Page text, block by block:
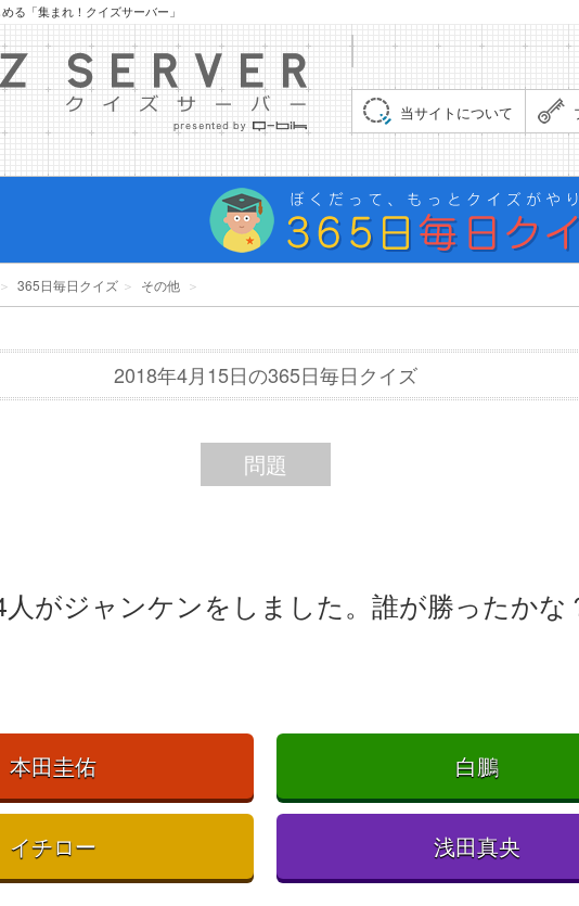
る「集まれ！クイズサーバー」
当サイトについて
365日毎日クイズ ＞ その他 ＞
2018年4月15日の365日毎日クイズ
問題
人がジャンケンをしました。誰が勝ったかな
本田圭佑 白鵬
イチロー 浅田真央